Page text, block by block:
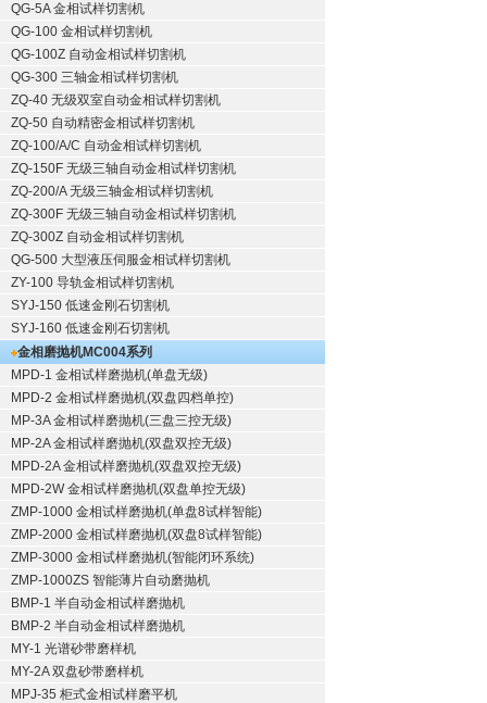
QG-5A 金相试样切割机
QG-100 金相试样切割机
QG-100Z 自动金相试样切割机
QG-300 三轴金相试样切割机
ZQ-40 无级双室自动金相试样切割机
ZQ-50 自动精密金相试样切割机
ZQ-100/A/C 自动金相试样切割机
ZQ-150F 无级三轴自动金相试样切割机
ZQ-200/A 无级三轴金相试样切割机
ZQ-300F 无级三轴自动金相试样切割机
ZQ-300Z 自动金相试样切割机
QG-500 大型液压伺服金相试样切割机
ZY-100 导轨金相试样切割机
SYJ-150 低速金刚石切割机
SYJ-160 低速金刚石切割机
金相磨抛机MC004系列
MPD-1 金相试样磨抛机(单盘无级)
MPD-2 金相试样磨抛机(双盘四档单控)
MP-3A 金相试样磨抛机(三盘三控无级)
MP-2A 金相试样磨抛机(双盘双控无级)
MPD-2A 金相试样磨抛机(双盘双控无级)
MPD-2W 金相试样磨抛机(双盘单控无级)
ZMP-1000 金相试样磨抛机(单盘8试样智能)
ZMP-2000 金相试样磨抛机(双盘8试样智能)
ZMP-3000 金相试样磨抛机(智能闭环系统)
ZMP-1000ZS 智能薄片自动磨抛机
BMP-1 半自动金相试样磨抛机
BMP-2 半自动金相试样磨抛机
MY-1 光谱砂带磨样机
MY-2A 双盘砂带磨样机
MPJ-35 柜式金相试样磨平机